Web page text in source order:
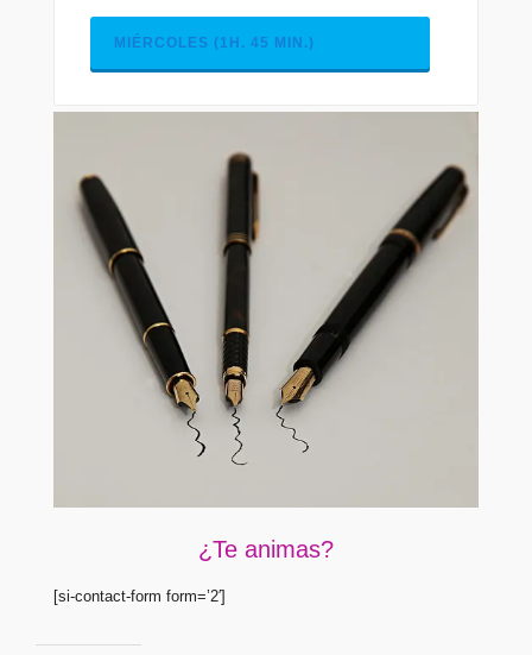
MIÉRCOLES (1H. 45 MIN.)
¿Te animas?
[si-contact-form form=’2′]